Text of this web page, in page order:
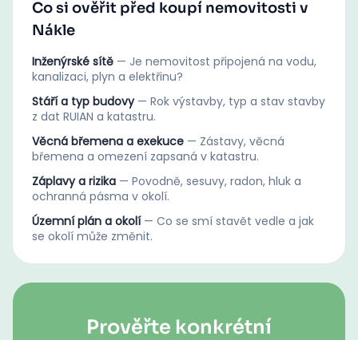
Co si ověřit před koupí nemovitosti v
Nákle
Inženýrské sítě — Je nemovitost připojená na vodu,
kanalizaci, plyn a elektřinu?
Stáří a typ budovy — Rok výstavby, typ a stav stavby
z dat RUIAN a katastru.
Věcná břemena a exekuce — Zástavy, věcná
břemena a omezení zapsaná v katastru.
Záplavy a rizika — Povodně, sesuvy, radon, hluk a
ochranná pásma v okolí.
Územní plán a okolí — Co se smí stavět vedle a jak
se okolí může změnit.
Prověřte konkrétní